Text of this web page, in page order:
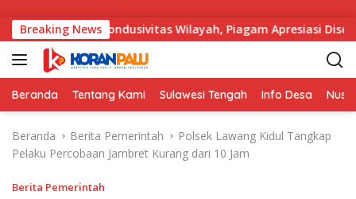
Breaking News
Kondusivitas Wilayah, Piagam Apresiasi Diserahkan
Beranda Tentang Kami Sulawesi Tengah Info Desa
Beranda Berita Pemerintah
Polsek Lawang Kidul Tangkap
Pelaku Percobaan Jambret Kurang dari 10 Jam
Berita Pemerintah